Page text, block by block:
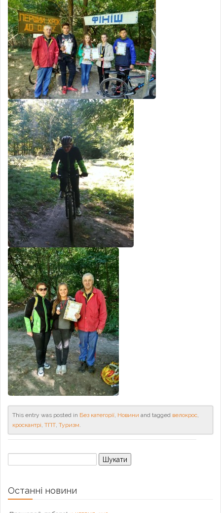
This entry was posted in Без категорії, Новини and tagged велокрос,
кроскантрі, ТПТ, Туризм.
Пошук:
Останні новини